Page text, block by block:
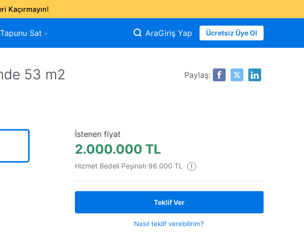
Kaçırmayın!
Tapunu Sat AraGiriş Yap Ücretsiz Üye Ol
53 m2
Paylaş:
İstenen fiyat
2.000.000 TL
Hizmet Bedeli Peşinatı 96.000 TL !
Teklif Ver
Nasıl teklif verebilirim?